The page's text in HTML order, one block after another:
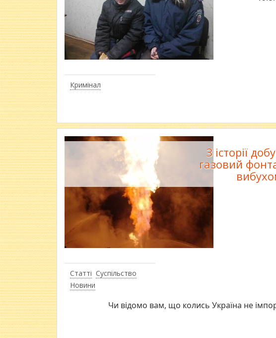
Кримінал
Статті Суспільство
Новини
З історії
газовий
Чи відомо вам, що колись Україна не